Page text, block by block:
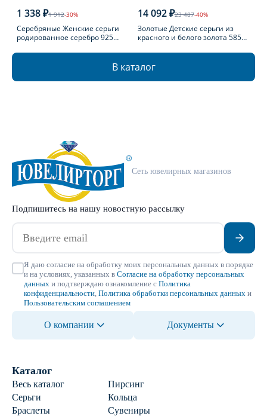
1 338 ₽1 912-30%
Серебряные Женские серьги
родированное серебро 925
14 092 ₽23 487-40%
Золотые Детские серьги из
красного и белого золота 585
В каталог
Сеть ювелирных магазинов
Подпишитесь на нашу новостную рассылку
Я даю согласие на обработку моих персональных данных в порядке
и на условиях, указанных в Согласие на обработку персональных
данных и подтверждаю ознакомление с Политика
конфиденциальности Политика обработки персональных данных и
Пользовательским соглашением
О компании Документы
Каталог
Весь каталог
Пирсинг
Серьги
Кольца
Браслеты
Сувениры